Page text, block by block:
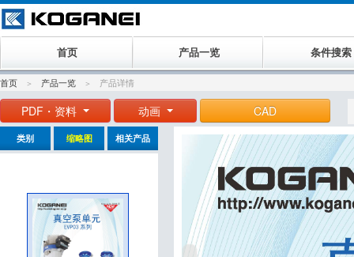
首页 产品一览 条件搜索
首页 产品一览 产品详情
PDF・资料 动画 CAD
类别 缩略图 相关产品